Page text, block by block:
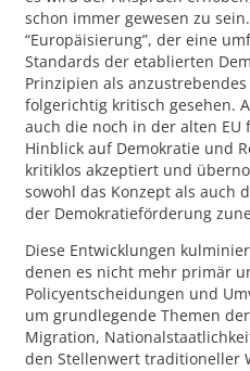
schon immer gewesen zu
“Europäisierung”, der eine
Standards der etablierten
Prinzipien als
folgerichtig kritisch gesehen.
auch die noch in der alten EU
Hinblick auf Demokratie und
kritiklos akzeptiert und
sowohl das Konzept als auch
der Demokratieförderung
Diese Entwicklungen
denen es nicht mehr primär
Policyentscheidungen und
um grundlegende Themen
Migration,
den Stellenwert traditioneller